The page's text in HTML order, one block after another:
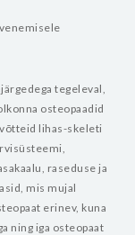
tegeleval,
osteopaadid
lihas-skeleti
raseduse ja
mis mujal
erinev, kuna
ning iga osteopaat